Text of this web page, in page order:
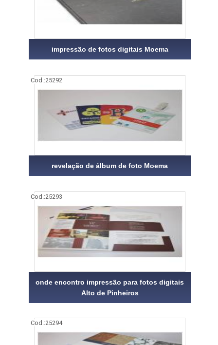
impressão de fotos digitais Moema
Cod.:25292
revelação de álbum de foto Moema
Cod.:25293
onde encontro impressão para fotos digitais
Alto de Pinheiros
Cod.:25294